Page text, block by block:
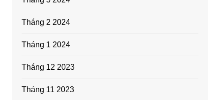
Tháng 2 2024
Tháng 1 2024
Tháng 12 2023
Tháng 11 2023